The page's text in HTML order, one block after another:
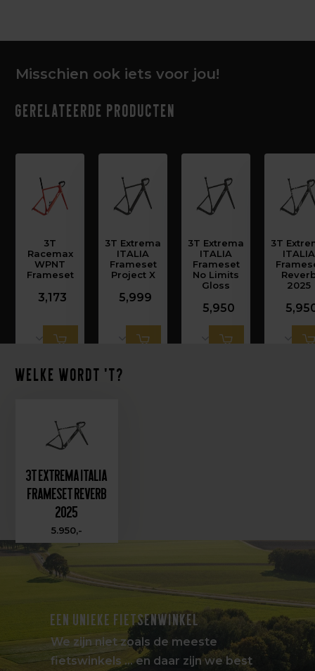
Misschien ook iets voor jou!
Gerelateerde producten
3T
Racemax
WPNT
Frameset
3,173
3T Extrema
ITALIA
Frameset
Project X
5,999
3T Extrema
ITALIA
Frameset
No Limits
Gloss
5,950
3T
ITALIA
2025
Welke wordt 't?
3T Extrema ITALIA
Frameset Reverb
2025
5.950,-
EEN UNIEKE FIETSENWINKEL
We zijn niet zoals de meeste
fietswinkels … en daar zijn we best